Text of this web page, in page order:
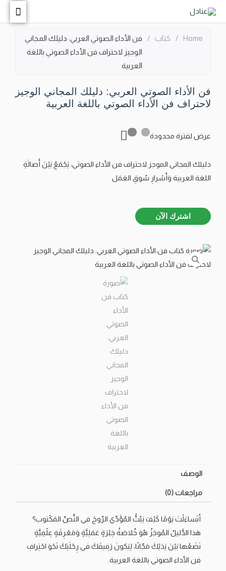
Home
/ كتاب /
فن الأداء الصوتي العربي: دليلك المجاني
الوجيز لاحتراف فن الأداء الصوتي باللغة
العربية
فن الأداء الصوتي العربي: دليلك المجاني الوجيز
لاحتراف فن الأداء الصوتي باللغة العربية
عرض لفترة محدودة
دليلك المجاني الموجز لاحتراف فن الأداء الصوتي، يَجْمَعُ بَيْنَ أَصالَةِ
اللغة العربية وَأَسْرارِ سُوقِ العَمَل
اشترك الآن
الوصف
مراجعات (0)
أتَساءَلْتَ يَوْمًا كَيْفَ يَبُثُّ المُؤَدِّي الرّوحَ في النَّصِّ المَكْتوب؟
هَذا الدَّليلُ المُوجَزُ هُوَ خُلاصَةُ خِبْرَةٍ عَمَلِيَّةٍ وَمَعْرِفَةٍ عِلْمِيَّةٍ
نَضَعُها بَيْنَ يَدَيْكَ مَجّانًا، لِيَكونَ رَفِيقَكَ في رِحْلَتِكَ نَحْوَ احْتِرافِ
فن الأداء الصوتي باللغة العربية.